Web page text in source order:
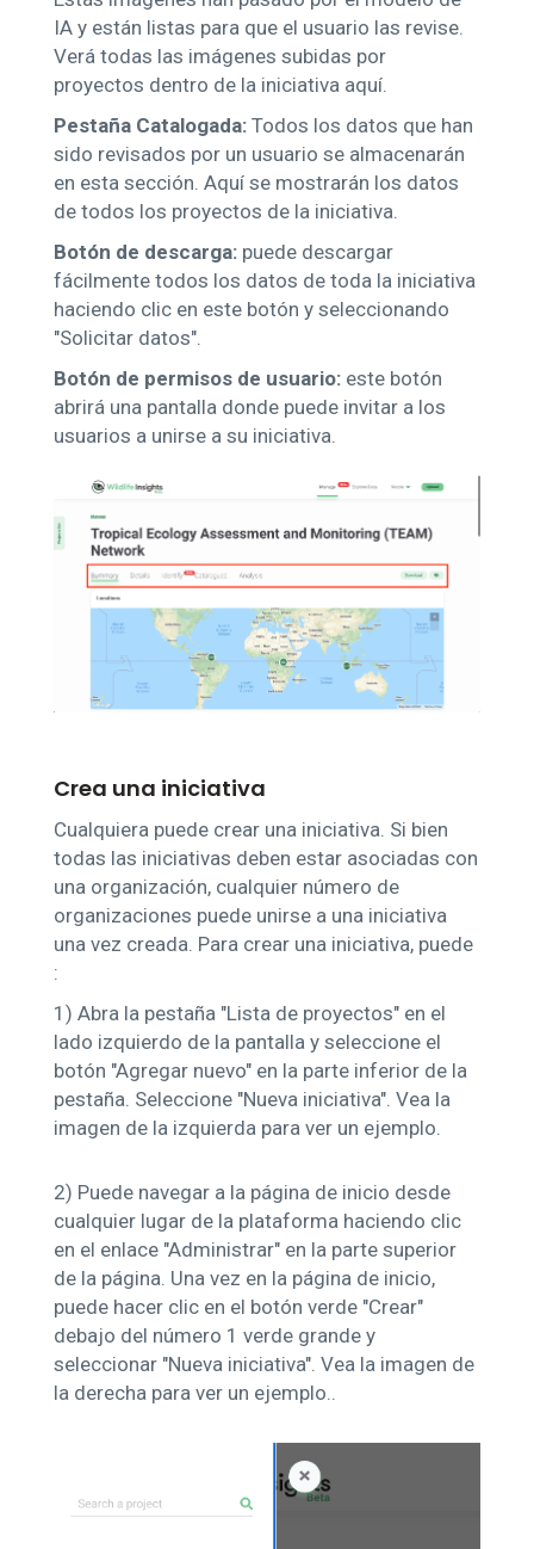
IA y están listas para que el usuario las revise.
Verá todas las imágenes subidas por
proyectos dentro de la iniciativa aquí.
Pestaña Catalogada: Todos los datos que han
sido revisados ​​por un usuario se almacenarán
en esta sección. Aquí se mostrarán los datos
de todos los proyectos de la iniciativa.
Botón de descarga: puede descargar
fácilmente todos los datos de toda la iniciativa
haciendo clic en este botón y seleccionando
"Solicitar datos".
Botón de permisos de usuario: este botón
abrirá una pantalla donde puede invitar a los
usuarios a unirse a su iniciativa.
Crea una iniciativa
Cualquiera puede crear una iniciativa. Si bien
todas las iniciativas deben estar asociadas con
una organización, cualquier número de
organizaciones puede unirse a una iniciativa
una vez creada. Para crear una iniciativa, puede
:
1) Abra la pestaña "Lista de proyectos" en el
lado izquierdo de la pantalla y seleccione el
botón "Agregar nuevo" en la parte inferior de la
pestaña. Seleccione "Nueva iniciativa". Vea la
imagen de la izquierda para ver un ejemplo.
2) Puede navegar a la página de inicio desde
cualquier lugar de la plataforma haciendo clic
en el enlace "Administrar" en la parte superior
de la página. Una vez en la página de inicio,
puede hacer clic en el botón verde "Crear"
debajo del número 1 verde grande y
seleccionar "Nueva iniciativa". Vea la imagen de
la derecha para ver un ejemplo.